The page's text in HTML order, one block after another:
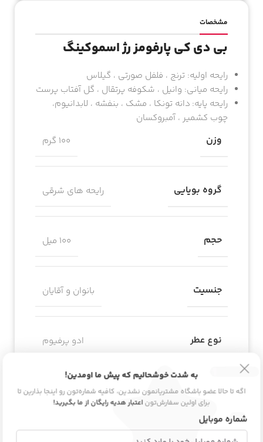
مشخصات
بی دی کی پارفومز رژ اسموکینگ
رایحه اولیه: ترنج ، فلفل صورتی ، گیلاس
رایحه میانی: وانیل ، شکوفه پرتقال ، گل آفتاب پرست
رایحه پایه: دانه تونکا ، مشک ، بنفشه ، لابدانیوم،
چوب کشمیر ، آمبروکسان
وزن 100 گرم
گروه بویایی رایحه های شرقی
حجم 100 میل
جنسیت بانوان و آقایان
نوع عطر ادو پرفیوم
طبع گرم
به شدت خوشحالیم که پیش ما اومدین!
اگه تا حالا عضو باشگاه مشتریانمون نشدین، کافیه شماره‌تون رو اینجا بذارین تا
برای اولین سفارش‌تون اعتبار هدیه رایگان از ما بگیرید!
شماره موبایل